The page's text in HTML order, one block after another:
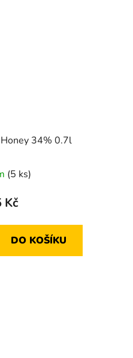
34% 0.7l
(5 ks)
Kč
DO KOŠÍKU